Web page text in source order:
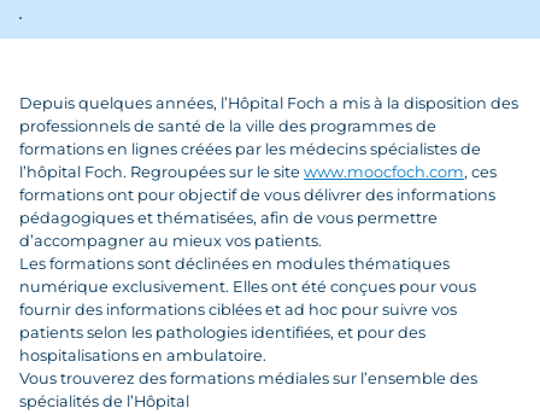
Depuis quelques années, l’Hôpital Foch a mis à la disposition des
professionnels de santé de la ville des programmes de
formations en lignes créées par les médecins spécialistes de
l’hôpital Foch. Regroupées sur le site www.moocfoch.com, ces
formations ont pour objectif de vous délivrer des informations
pédagogiques et thématisées, afin de vous permettre
d’accompagner au mieux vos patients.
Les formations sont déclinées en modules thématiques
numérique exclusivement. Elles ont été conçues pour vous
fournir des informations ciblées et ad hoc pour suivre vos
patients selon les pathologies identifiées, et pour des
hospitalisations en ambulatoire.
Vous trouverez des formations médiales sur l’ensemble des
spécialités de l’Hôpital